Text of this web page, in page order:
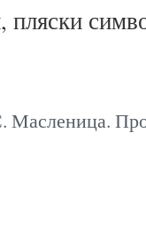
Масленица.